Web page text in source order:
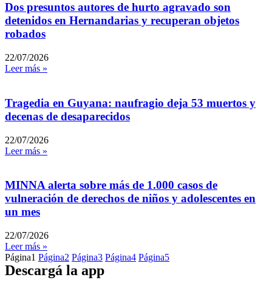
Dos presuntos autores de hurto agravado son
detenidos en Hernandarias y recuperan objetos
robados
22/07/2026
Leer más »
Tragedia en Guyana: naufragio deja 53 muertos y
decenas de desaparecidos
22/07/2026
Leer más »
MINNA alerta sobre más de 1.000 casos de
vulneración de derechos de niños y adolescentes en
un mes
22/07/2026
Leer más »
Página1 Página2 Página3 Página4 Página5
Descargá la app